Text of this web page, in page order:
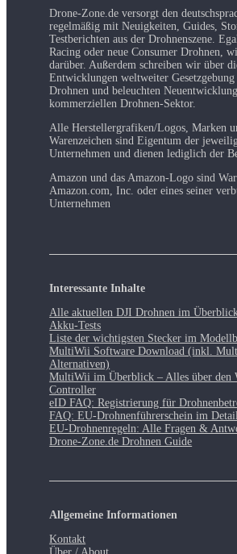
Drone-Zone.de versorgt den
regelmäßig mit Neuigkeiten, Guides,
Testberichten aus der Drohnenszene.
Racing oder neue Consumer Drohnen,
darüber. Außerdem schreiben wir über
Entwicklungen weltweiter
Drohnen und beleuchten
kommerziellen Drohnen-Sektor.
Alle Herstellergrafiken/Logos, Marken
Warenzeichen sind Eigentum der
Unternehmen und dienen lediglich der
Amazon und das Amazon-Logo sind
Amazon.com, Inc. oder eines seiner
Unternehmen
Interessante Inhalte
Alle aktuellen DJI Drohnen im
Akku-Tests
Liste der wichtigsten Stecker im
MultiWii Software Download (inkl.
Alternativen)
MultiWii im Überblick – Alles über den
Controller
eID FAQ: Registrierung für
FAQ: EU-Drohnenführerschein im Detail
EU-Drohnenregeln: Alle Fragen &
Drone-Zone.de Drohnen Guide
Allgemeine Informationen
Kontakt